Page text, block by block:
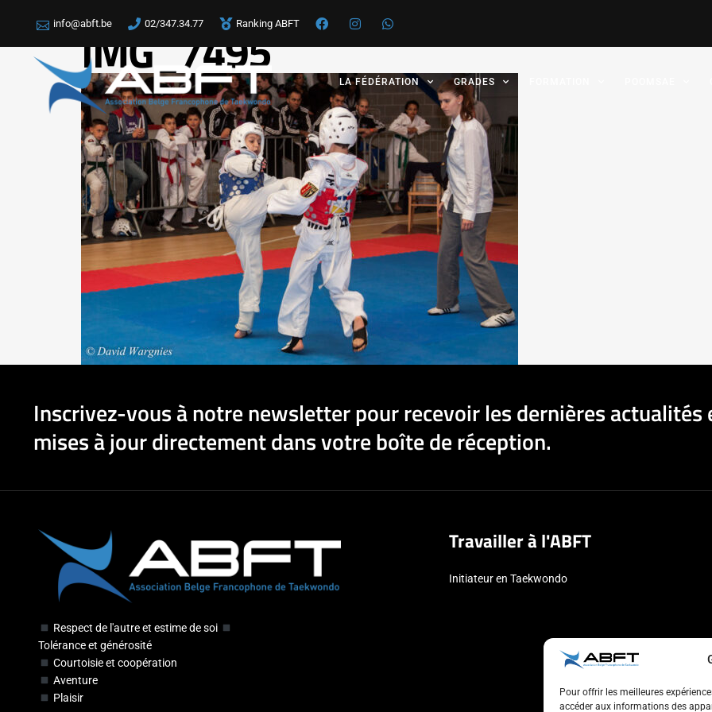
Pour offrir les meilleures
accéder aux informations des
info@abft.be 02/347.34.77 Ranking ABFT
LA FÉDÉRATION GRADES
IMG_7495
Inscrivez-vous à notre newsletter pour recevoir les dernières actualités
mises à jour directement dans votre boîte de réception.
Respect de l'autre et estime de soi
Tolérance et générosité
Courtoisie et coopération
Aventure
Plaisir
Travailler à l'ABFT
Initiateur en Taekwondo